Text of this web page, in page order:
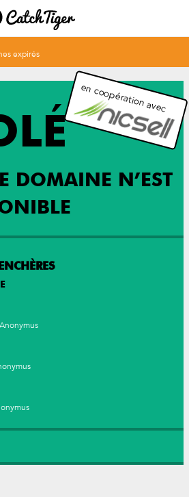
expirés
DOMAINE N’EST
en coopération avec